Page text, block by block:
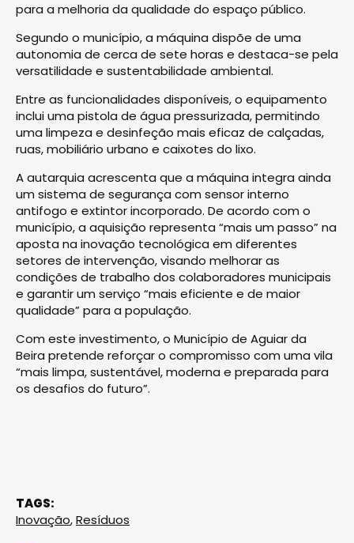
para a melhoria da qualidade do espaço público.
Segundo o município, a máquina dispõe de uma
autonomia de cerca de sete horas e destaca-se pela
versatilidade e sustentabilidade ambiental.
Entre as funcionalidades disponíveis, o equipamento
inclui uma pistola de água pressurizada, permitindo
uma limpeza e desinfeção mais eficaz de calçadas,
ruas, mobiliário urbano e caixotes do lixo.
A autarquia acrescenta que a máquina integra ainda
um sistema de segurança com sensor interno
antifogo e extintor incorporado. De acordo com o
município, a aquisição representa “mais um passo” na
aposta na inovação tecnológica em diferentes
setores de intervenção, visando melhorar as
condições de trabalho dos colaboradores municipais
e garantir um serviço “mais eficiente e de maior
qualidade” para a população.
Com este investimento, o Município de Aguiar da
Beira pretende reforçar o compromisso com uma vila
“mais limpa, sustentável, moderna e preparada para
os desafios do futuro”.
TAGS:
Inovação,Resíduos